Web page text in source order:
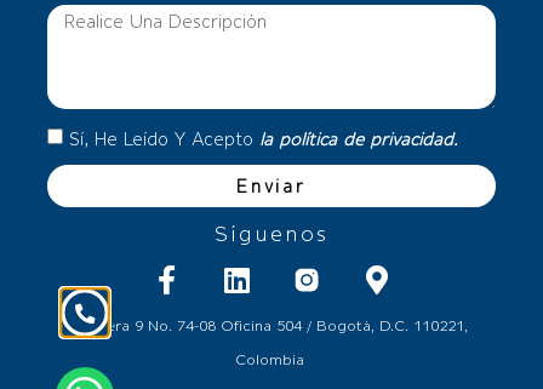
Sí, He Leído Y Acepto la política de privacidad.
Enviar
Síguenos
Carrera 9 No. 74-08 Oficina 504 / Bogotá, D.C. 110221,
Colombia